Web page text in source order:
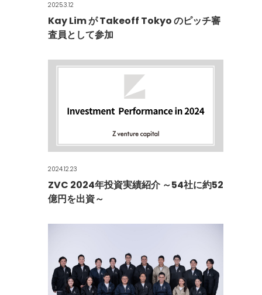
2025.3.12
Kay Lim が Takeoff Tokyo のピッチ審
査員として参加
2024.12.23
ZVC 2024年投資実績紹介 ～54社に約52
億円を出資～